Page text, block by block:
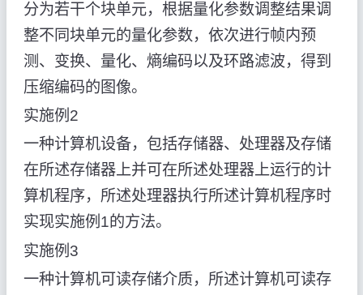
分为若干个块单元，根据量化参数调整结果调
整不同块单元的量化参数，依次进行帧内预
测、变换、量化、熵编码以及环路滤波，得到
压缩编码的图像。
实施例2
一种计算机设备，包括存储器、处理器及存储
在所述存储器上并可在所述处理器上运行的计
算机程序，所述处理器执行所述计算机程序时
实现实施例1的方法。
实施例3
一种计算机可读存储介质，所述计算机可读存